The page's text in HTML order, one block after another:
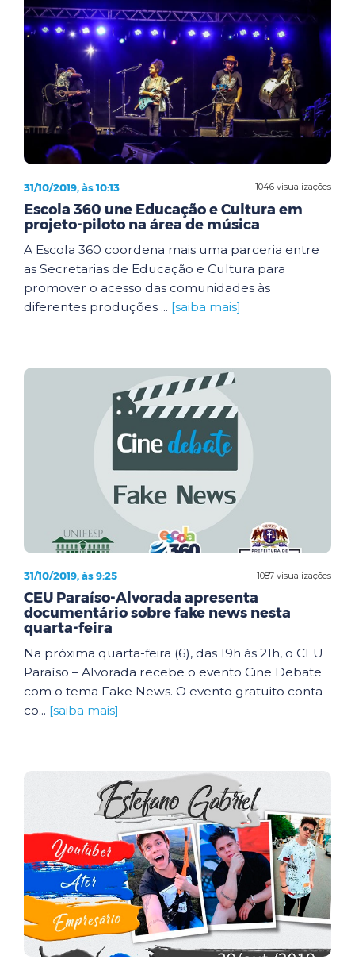
1046 visualizações
31/10/2019, às 10:13
Escola 360 une Educação e Cultura em
projeto-piloto na área de música
A Escola 360 coordena mais uma parceria entre
as Secretarias de Educação e Cultura para
promover o acesso das comunidades às
diferentes produções ... [saiba mais]
1087 visualizações
31/10/2019, às 9:25
CEU Paraíso-Alvorada apresenta
documentário sobre fake news nesta
quarta-feira
Na próxima quarta-feira (6), das 19h às 21h, o CEU
Paraíso – Alvorada recebe o evento Cine Debate
com o tema Fake News. O evento gratuito conta
co... [saiba mais]